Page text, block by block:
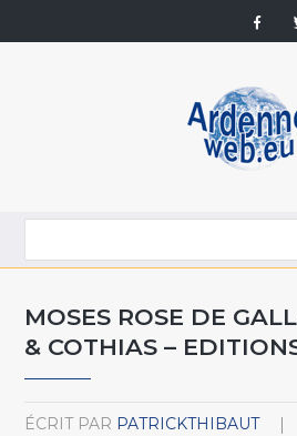
MOSES ROSE DE
& COTHIAS –
ÉCRIT PAR PATRICKTHIBAUT